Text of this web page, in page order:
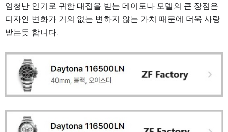
엄청난 인기로 귀한 대접을 받는 데이토나 모델의 큰 장점은
디자인 변화가 거의 없는 변하지 않는 가치 때문에 더욱 사랑
받는듯 합니다.